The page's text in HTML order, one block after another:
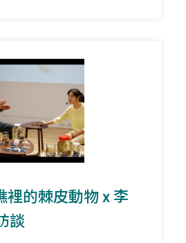
裡的棘皮動物 x 李
談